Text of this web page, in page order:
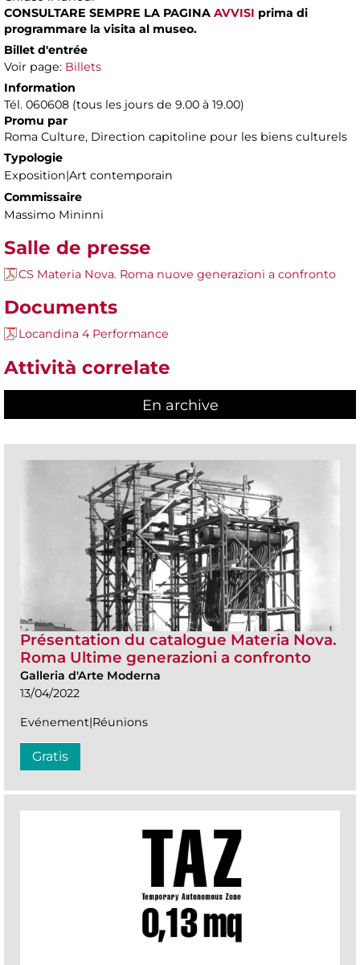
CONSULTARE SEMPRE LA PAGINA AVVISI prima di
programmare la visita al museo.
Billet d'entrée
Voir page: Billets
Information
Tél. 060608 (tous les jours de 9.00 à 19.00)
Promu par
Roma Culture, Direction capitoline pour les biens culturels
Typologie
Exposition|Art contemporain
Commissaire
Massimo Mininni
Salle de presse
CS Materia Nova. Roma nuove generazioni a confronto
Documents
Locandina 4 Performance
Attività correlate
En archive
Présentation du catalogue Materia Nova.
Roma Ultime generazioni a confronto
Galleria d'Arte Moderna
13/04/2022
Evénement|Réunions
Gratis